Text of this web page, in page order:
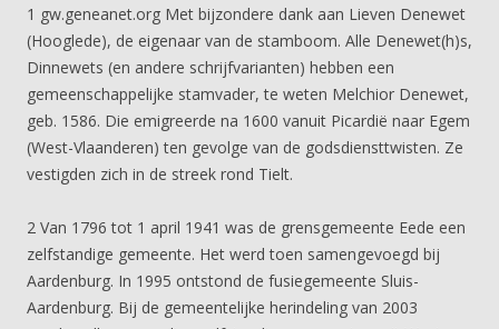
1 gw.geneanet.org Met bijzondere dank aan Lieven Denewet
(Hooglede), de eigenaar van de stamboom. Alle Denewet(h)s,
Dinnewets (en andere schrijfvarianten) hebben een
gemeenschappelijke stamvader, te weten Melchior Denewet,
geb. 1586. Die emigreerde na 1600 vanuit Picardië naar Egem
(West-Vlaanderen) ten gevolge van de godsdiensttwisten. Ze
vestigden zich in de streek rond Tielt.
2 Van 1796 tot 1 april 1941 was de grensgemeente Eede een
zelfstandige gemeente. Het werd toen samengevoegd bij
Aardenburg. In 1995 ontstond de fusiegemeente Sluis-
Aardenburg. Bij de gemeentelijke herindeling van 2003